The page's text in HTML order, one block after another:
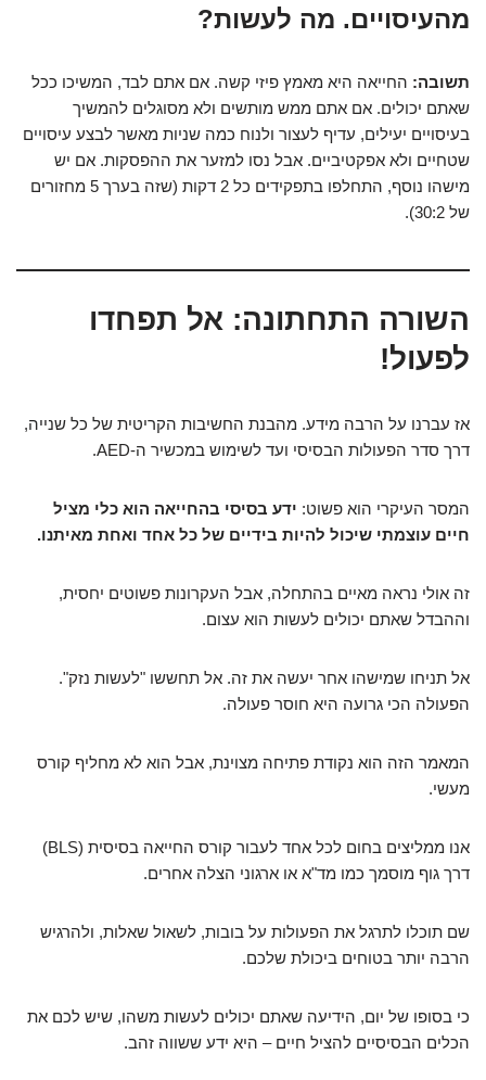
מהעיסויים. מה לעשות?
תשובה: החייאה היא מאמץ פיזי קשה. אם אתם לבד, המשיכו ככל
שאתם יכולים. אם אתם ממש מותשים ולא מסוגלים להמשיך
בעיסויים יעילים, עדיף לעצור ולנוח כמה שניות מאשר לבצע עיסויים
שטחיים ולא אפקטיביים. אבל נסו למזער את ההפסקות. אם יש
מישהו נוסף, התחלפו בתפקידים כל 2 דקות (שזה בערך 5 מחזורים
של 30:2).
השורה התחתונה: אל תפחדו
לפעול!
אז עברנו על הרבה מידע. מהבנת החשיבות הקריטית של כל שנייה,
דרך סדר הפעולות הבסיסי ועד לשימוש במכשיר ה-AED.
המסר העיקרי הוא פשוט: ידע בסיסי בהחייאה הוא כלי מציל
חיים עוצמתי שיכול להיות בידיים של כל אחד ואחת מאיתנו.
זה אולי נראה מאיים בהתחלה, אבל העקרונות פשוטים יחסית,
וההבדל שאתם יכולים לעשות הוא עצום.
אל תניחו שמישהו אחר יעשה את זה. אל תחששו "לעשות נזק".
הפעולה הכי גרועה היא חוסר פעולה.
המאמר הזה הוא נקודת פתיחה מצוינת, אבל הוא לא מחליף קורס
מעשי.
אנו ממליצים בחום לכל אחד לעבור קורס החייאה בסיסית (BLS)
דרך גוף מוסמך כמו מד"א או ארגוני הצלה אחרים.
שם תוכלו לתרגל את הפעולות על בובות, לשאול שאלות, ולהרגיש
הרבה יותר בטוחים ביכולת שלכם.
כי בסופו של יום, הידיעה שאתם יכולים לעשות משהו, שיש לכם את
הכלים הבסיסיים להציל חיים – היא ידע ששווה זהב.